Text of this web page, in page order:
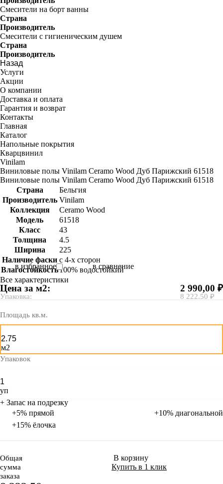
Смесители на борт ванны
Страна
Производитель
Смесители с гигиеническим душем
Страна
Производитель
Назад
Услуги
Акции
О компании
Доставка и оплата
Гарантия и возврат
Контакты
Главная
Каталог
Напольные покрытия
Кварцвинил
Vinilam
Виниловые полы Vinilam Ceramo Wood Дуб Парижский 61518
Виниловые полы Vinilam Ceramo Wood Дуб Парижский 61518
Страна
Бельгия
Производитель Vinilam
Коллекция
Ceramo Wood
Модель
61518
Класс
43
Толщина
4.5
Ширина
225
Наличие фаски с 4-х сторон
Влагостойкость100% водостойкий
Все характеристики
в избранное в сравнение
Цена за м2:
Упаковка:
2 990,00 ₽
8 222.50 ₽
Площадь кв.м.
м2
Упаковок
уп
+ Запас на подрезку
+5% прямой
+10% диагональной
+15% ёлочка
Общая
сумма
заказа
В корзину
Купить в 1 клик